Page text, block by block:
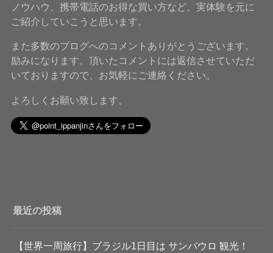
ノウハウ、携帯電話のお得な買い方など、実体験を元に
ご紹介していこうと思います。
また多数のブログへのコメントありがとうございます。
励みになります。頂いたコメントには返信させていただ
いておりますので、お気軽にご連絡ください。
よろしくお願い致します。
最近の投稿
【世界一周旅行】ブラジル1日目は サンパウロ 観光！